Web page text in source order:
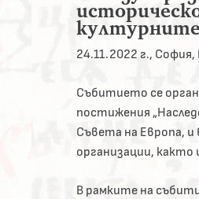
24.11.2022 г., София,
Събитието се
постижения
Съвета на Европа, и
организации,
В рамките на